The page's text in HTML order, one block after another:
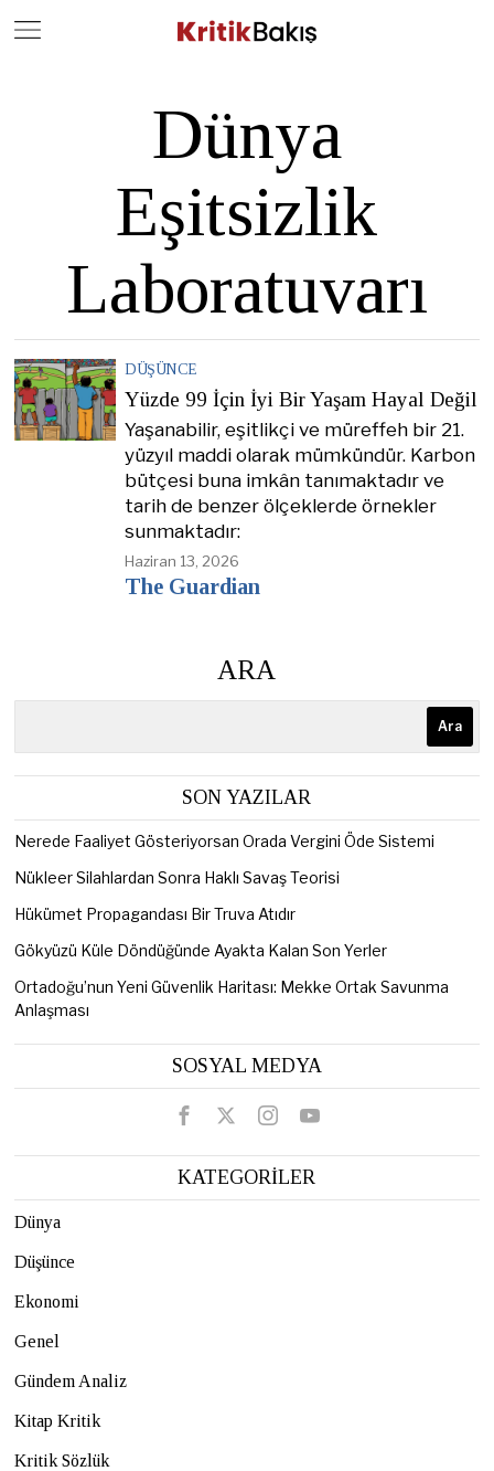
Dünya
Eşitsizlik
Laboratuvarı
DÜŞÜNCE
Yüzde 99 İçin İyi Bir Yaşam Hayal Değil
Yaşanabilir, eşitlikçi ve müreffeh bir 21.
yüzyıl maddi olarak mümkündür. Karbon
bütçesi buna imkân tanımaktadır ve
tarih de benzer ölçeklerde örnekler
sunmaktadır:
Haziran 13, 2026
The Guardian
ARA
Ara
SON YAZILAR
Nerede Faaliyet Gösteriyorsan Orada Vergini Öde Sistemi
Nükleer Silahlardan Sonra Haklı Savaş Teorisi
Hükümet Propagandası Bir Truva Atıdır
Gökyüzü Küle Döndüğünde Ayakta Kalan Son Yerler
Ortadoğu’nun Yeni Güvenlik Haritası: Mekke Ortak Savunma
Anlaşması
SOSYAL MEDYA
KATEGORİLER
Dünya
Düşünce
Ekonomi
Genel
Gündem Analiz
Kitap Kritik
Kritik Sözlük